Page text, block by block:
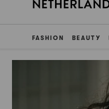
FASHION BEAUTY